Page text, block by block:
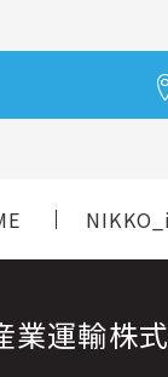
業運輸株